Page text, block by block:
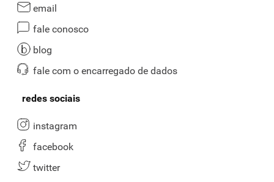
email
fale conosco
blog
fale com o encarregado de dados
redes sociais
instagram
facebook
twitter